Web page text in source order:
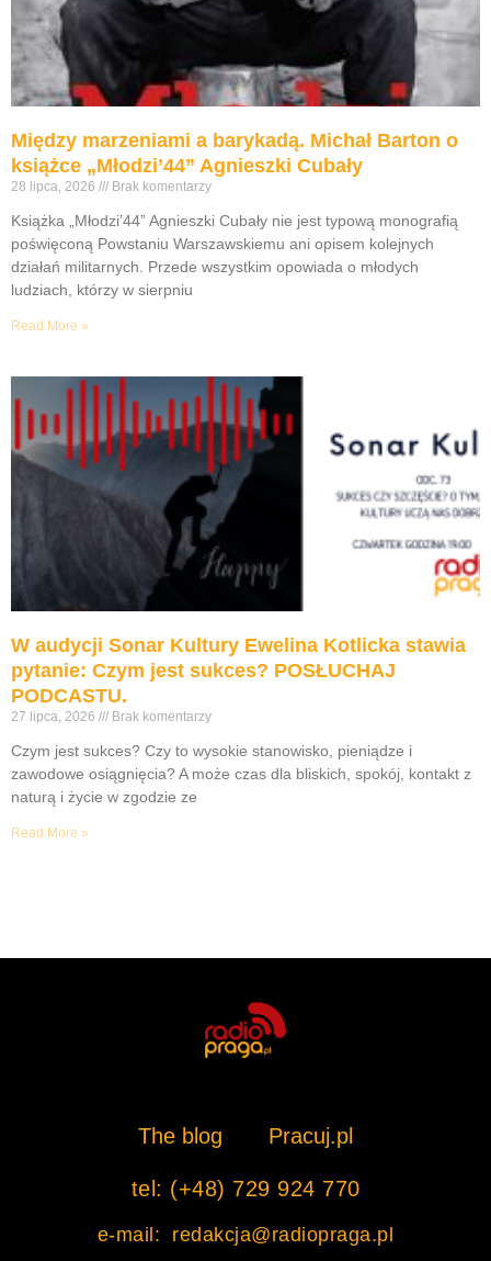
Między marzeniami a barykadą. Michał Barton o
książce „Młodzi’44” Agnieszki Cubały
28 lipca, 2026 Brak komentarzy
Książka „Młodzi’44” Agnieszki Cubały nie jest typową monografią
poświęconą Powstaniu Warszawskiemu ani opisem kolejnych
działań militarnych. Przede wszystkim opowiada o młodych
ludziach, którzy w sierpniu
Read More »
W audycji Sonar Kultury Ewelina Kotlicka stawia
pytanie: Czym jest sukces? POSŁUCHAJ
PODCASTU.
27 lipca, 2026 Brak komentarzy
Czym jest sukces? Czy to wysokie stanowisko, pieniądze i
zawodowe osiągnięcia? A może czas dla bliskich, spokój, kontakt z
naturą i życie w zgodzie ze
Read More »
The blog Pracuj.pl
tel: (+48) 729 924 770
e-mail: redakcja@radiopraga.pl